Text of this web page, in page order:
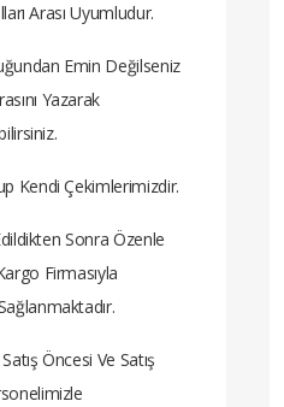
Arası Uyumludur.
Emin Değilseniz
Yazarak
Kendi Çekimlerimizdir.
Sonra Özenle
Firmasıyla
Öncesi Ve Satış